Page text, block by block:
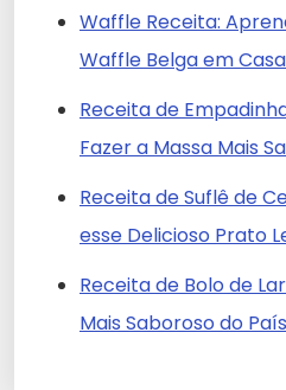
Waffle Receita:
Waffle Belga em
Receita de
Fazer a Massa Mais
Receita de Suflê de
esse Delicioso Prato
Receita de Bolo de
Mais Saboroso do País